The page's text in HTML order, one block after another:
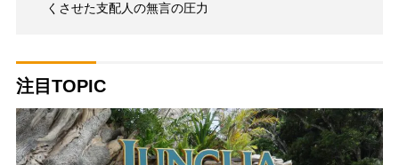
くさせた支配人の無言の圧力
注目TOPIC